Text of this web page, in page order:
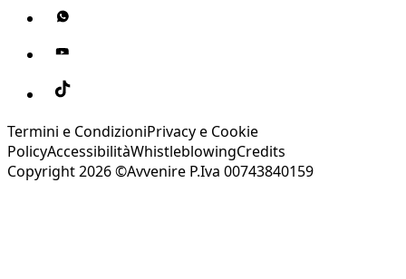
Termini e CondizioniPrivacy e Cookie
PolicyAccessibilitàWhistleblowingCredits
Copyright 2026 ©Avvenire P.Iva 00743840159